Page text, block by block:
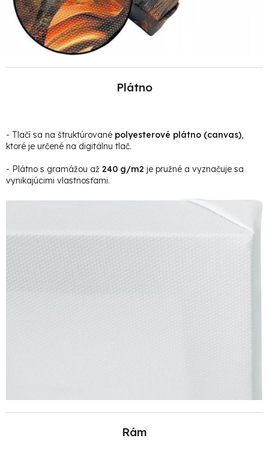
Plátno
- Tlačí sa na štruktúrované polyesterové plátno (canvas),
ktoré je určené na digitálnu tlač.
- Plátno s gramážou až 240 g/m2 je pružné a vyznačuje sa
vynikajúcimi vlastnosťami.
Rám